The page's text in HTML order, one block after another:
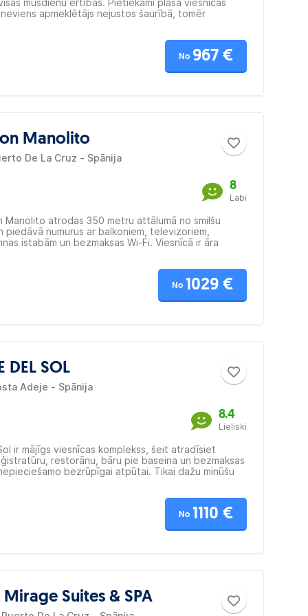
mūsdienu ērtības. Pietiekami plaša viesnīcas
apmeklētājs nejustos šaurībā, tomēr
lai to varētu pārvaldīt vecmodīgā stilā, ievērojot
No 967 €
Manolito
De La Cruz - Spānija
8
Labi
Manolito atrodas 350 metru attālumā no smilšu
piedāvā numurus ar balkoniem, televizoriem,
istabām un bezmaksas Wi-Fi. Viesnīcā ir āra
konferenču zāle, sauna un fitnesa centrs. Rosīgais
No 1029 €
DEL SOL
Adeje - Spānija
8.4
Lieliski
ir mājīgs viesnīcas komplekss, šeit atradīsiet
restorānu, bāru pie baseina un bezmaksas
bezrūpīgai atpūtai. Tikai dažu minūšu
atrodas skaistās Playa Fañabé un Playa del
– lieliski maršruti patīkamām pastaigām ar
No 1110 €
Suites & SPA